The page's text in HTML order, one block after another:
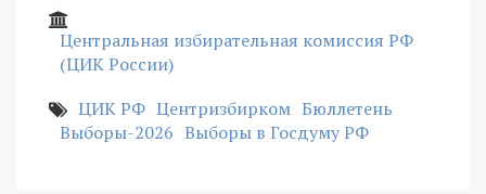
Центральная избирательная комиссия РФ
(ЦИК России)
ЦИК РФ Центризбирком Бюллетень
Выборы-2026 Выборы в Госдуму РФ